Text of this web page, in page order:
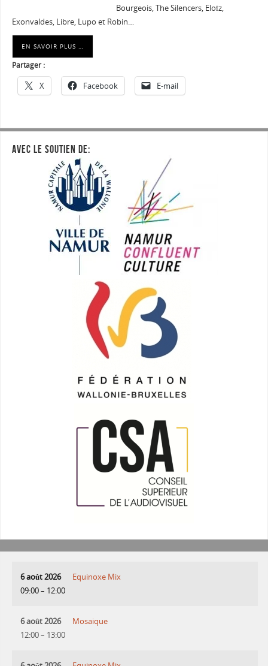
Bourgeois, The Silencers, Eloïz,
Exonvaldes, Libre, Lupo et Robin…
EN SAVOIR PLUS …
Partager :
X Facebook E-mail
AVEC LE SOUTIEN DE:
6 août 2026
09:00– 12:00
Equinoxe Mix
6 août 2026
12:00– 13:00
Mosaique